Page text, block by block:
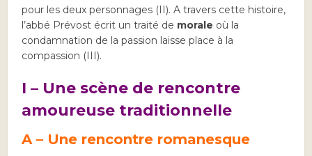
pour les deux personnages (II). A travers cette histoire,
l’abbé Prévost écrit un traité de morale où la
condamnation de la passion laisse place à la
compassion (III).
I – Une scène de rencontre
amoureuse traditionnelle
A – Une rencontre romanesque